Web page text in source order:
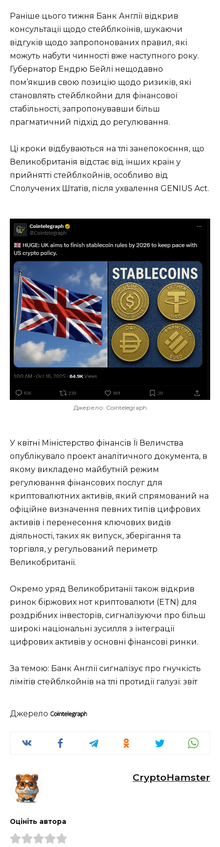
Раніше цього тижня Банк Англії відкрив
консультації щодо стейблкоїнів, шукаючи
відгуків щодо запропонованих правил, які
можуть набути чинності вже наступного року.
Губернатор Ендрю Бейлі нещодавно
пом’якшив свою позицію щодо ризиків, які
становлять стейблкойни для фінансової
стабільності, запропонувавши більш
прагматичний підхід до регулювання.
Ці кроки відбуваються на тлі занепокоєння, що
Великобританія відстає від інших країн у
прийнятті стейблкойнів, особливо від
Сполучених Штатів, після ухвалення GENIUS Act.
Джерело: Cointelegraph
У квітні Міністерство фінансів Її Величства
опублікувало проект аналітичного документа, в
якому викладено майбутній режим
регулювання фінансових послуг для
криптовалютних активів, який спрямований на
офіційне визначення певних типів цифрових
активів і перенесення ключових видів
діяльності, таких як випуск, зберігання та
торгівля, у регульований периметр
Великобританії.
Окремо уряд Великобританії також відкрив
ринок біржових нот криптовалюти (ETN) для
роздрібних інвесторів, сигналізуючи про більш
широкі національні зусилля з інтеграції
цифрових активів у основні фінансові ринки.
За темою: Банк Англії сигналізує про гнучкість
лімітів стейблкойнів на тлі протидії галузі: звіт
Джерело
CryptoHamster
Оцініть автора